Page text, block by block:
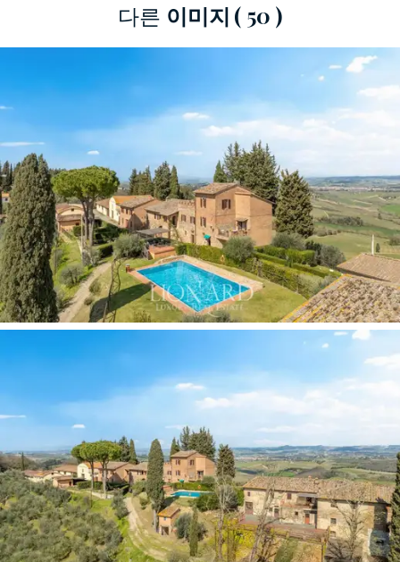
을 그대로 간직하고 있으며, 각 아파트에는 주방
겸 식당, 침실 1개 이상, 샤워 또는 욕조가 있는 욕
실, 개별 난방 및 냉방 시설이 갖춰져 있습니다. 총
14개의 침실과 11개의 욕실을통해 최대
까
지 완벽한 프라이버시를 보장하며 숙박할 수 있습
니다. 농업용으로 등록된 나머지 건물에는 사무실,
지하실, 창고, 저장실 등이 마련되어 있어 자급자
족이 가능한 완벽한 농장을 이루고 있습니다.
생산 부문은 사업의 핵심이며 와이너리 가치를 좌
우하는 주요 동력입니다.16헥타르 규모의 유기농
포도밭은 키안티 DOCG(약 10헥타르),베르나치아
디 산 지미냐노 DOC(약 5헥타르)를 비롯하여 카베
르네 소비뇽, 시라, 샤르도네와 같은 국제 품종을
재배하여 ' 슈퍼 토스카나' 및 IGT 와인을 생산합니
플라이오세 해양 화석이 풍부한 사질 점토 토
양은 포도, 특히 베르나치아에 미네랄리티와 숙성
잠재력을 부여하여 주요 국제 와인 시장에서 높은
평가를 받고 있습니다.약 9헥타르에2,000그루
가넘는 올리브 나무가 심어진 올리브밭은 고급
유통 채널과 고급 레스토랑에 적합한 고품질 엑스
트라 버진 올리브 오일을 생산하여 와이너리의 완
다른 이미지 ( 50 )